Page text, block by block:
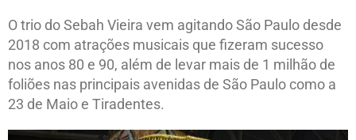
O trio do Sebah Vieira vem agitando São Paulo desde
2018 com atrações musicais que fizeram sucesso
nos anos 80 e 90, além de levar mais de 1 milhão de
foliões nas principais avenidas de São Paulo como a
23 de Maio e Tiradentes.